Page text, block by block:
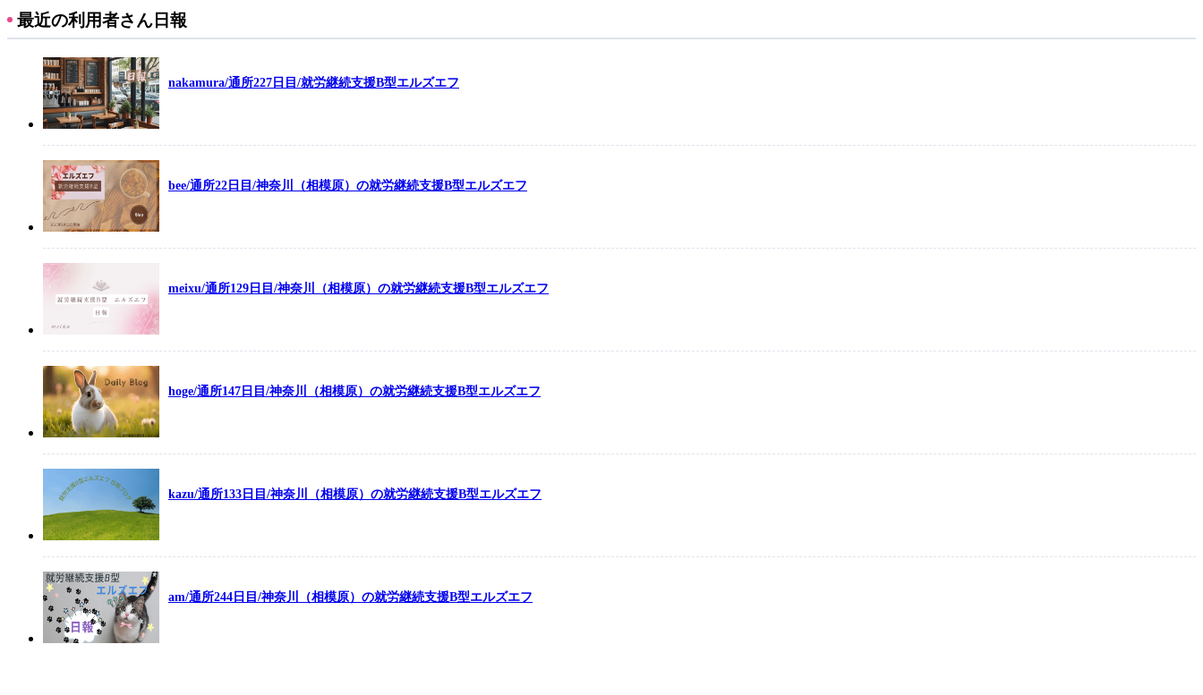
最近の利用者さん日報
nakamura/通所227日目/就労継続支援B型エルズエフ
bee/通所22日目/神奈川（相模原）の就労継続支援B型エルズエフ
meixu/通所129日目/神奈川（相模原）の就労継続支援B型エルズエフ
hoge/通所147日目/神奈川（相模原）の就労継続支援B型エルズエフ
kazu/通所133日目/神奈川（相模原）の就労継続支援B型エルズエフ
am/通所244日目/神奈川（相模原）の就労継続支援B型エルズエフ